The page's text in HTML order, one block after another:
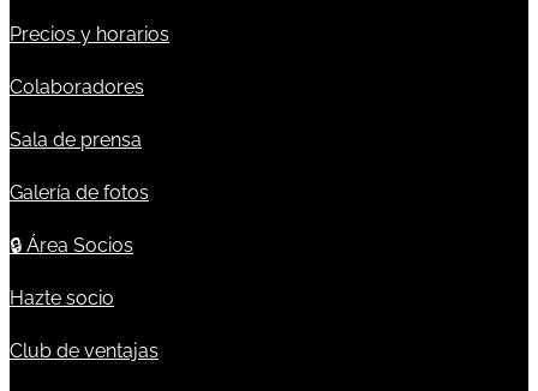
Precios y horarios
Colaboradores
Sala de prensa
Galería de fotos
🔒 Área Socios
Hazte socio
Club de ventajas